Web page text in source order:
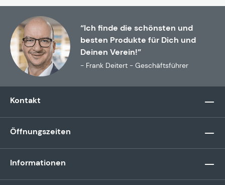
“Ich finde die schönsten und
besten Produkte für Dich und
Deinen Verein!”
- Frank Deitert - Geschäftsführer
Kontakt
Öffnungszeiten
Informationen